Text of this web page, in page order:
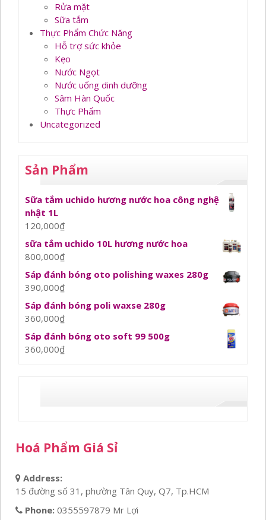
Rửa mặt
Sữa tắm
Thực Phẩm Chức Năng
Hỗ trợ sức khỏe
Kẹo
Nước Ngọt
Nước uống dinh dưỡng
Sâm Hàn Quốc
Thực Phẩm
Uncategorized
Sản Phẩm
Sữa tắm uchido hương nước hoa công nghệ
nhật 1L
120,000₫
sữa tắm uchido 10L hương nước hoa
800,000₫
Sáp đánh bóng oto polishing waxes 280g
390,000₫
Sáp đánh bóng poli waxse 280g
360,000₫
Sáp đánh bóng oto soft 99 500g
360,000₫
Hoá Phẩm Giá Sỉ
Address:
15 đường số 31, phường Tân Quy, Q7, Tp.HCM
Phone: 0355597879 Mr Lợi